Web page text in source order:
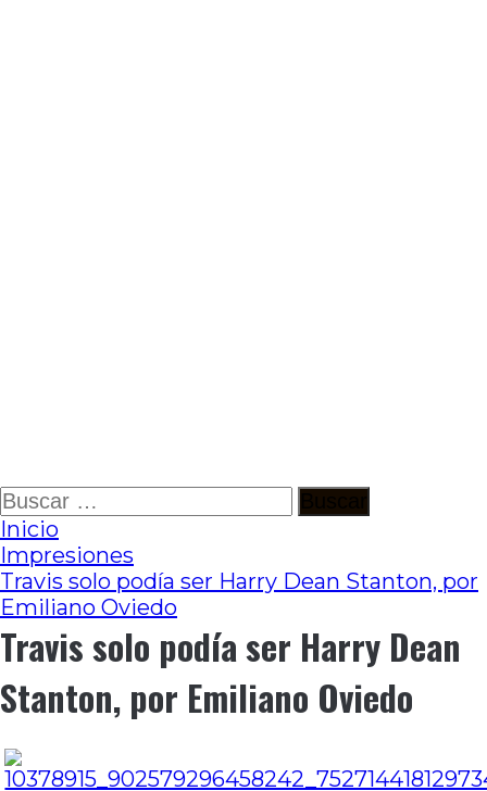
Ir
al
contenido
Buscar:
Inicio
Impresiones
Travis solo podía ser Harry Dean Stanton, por
Emiliano Oviedo
Travis solo podía ser Harry Dean
Stanton, por Emiliano Oviedo